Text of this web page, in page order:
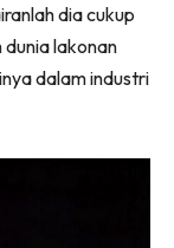
dia cukup
lakonan
dalam industri